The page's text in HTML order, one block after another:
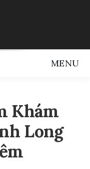
MENU
Khám
Long